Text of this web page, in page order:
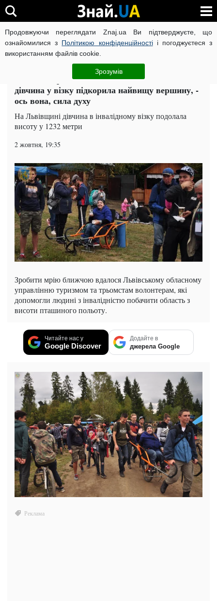
Продовжуючи переглядати Znaj.ua Ви підтверджуєте, що
ознайомилися з Політикою конфіденційностіі погоджуєтеся з
використанням файлів cookie.
Зрозумів
ВІЙНА РОСІЇ ПРОТИ УКРАЇНИ КОРОНАВІРУС В УКРАЇНІ
ЧИТАТЬ НА РУССКОМ
Усе ще скаржитеся на життя? На Львівщині
дівчина у візку підкорила найвищу вершину, -
ось вона, сила духу
На Львівщині дівчина в інвалідному візку подолала
висоту у 1232 метри
2 жовтня, 19:35
Зробити мрію ближчою вдалося Львівському обласному
управлінню туризмом та трьомстам волонтерам, які
допомогли людині з інвалідністю побачити область з
висоти пташиного польоту.
Читайте нас у
Google Discover
Додайте в
джерела Google